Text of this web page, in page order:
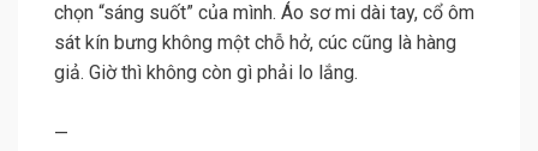
chọn “sáng suốt” của mình. Áo sơ mi dài tay, cổ ôm
sát kín bưng không một chỗ hở, cúc cũng là hàng
giả. Giờ thì không còn gì phải lo lắng.
—